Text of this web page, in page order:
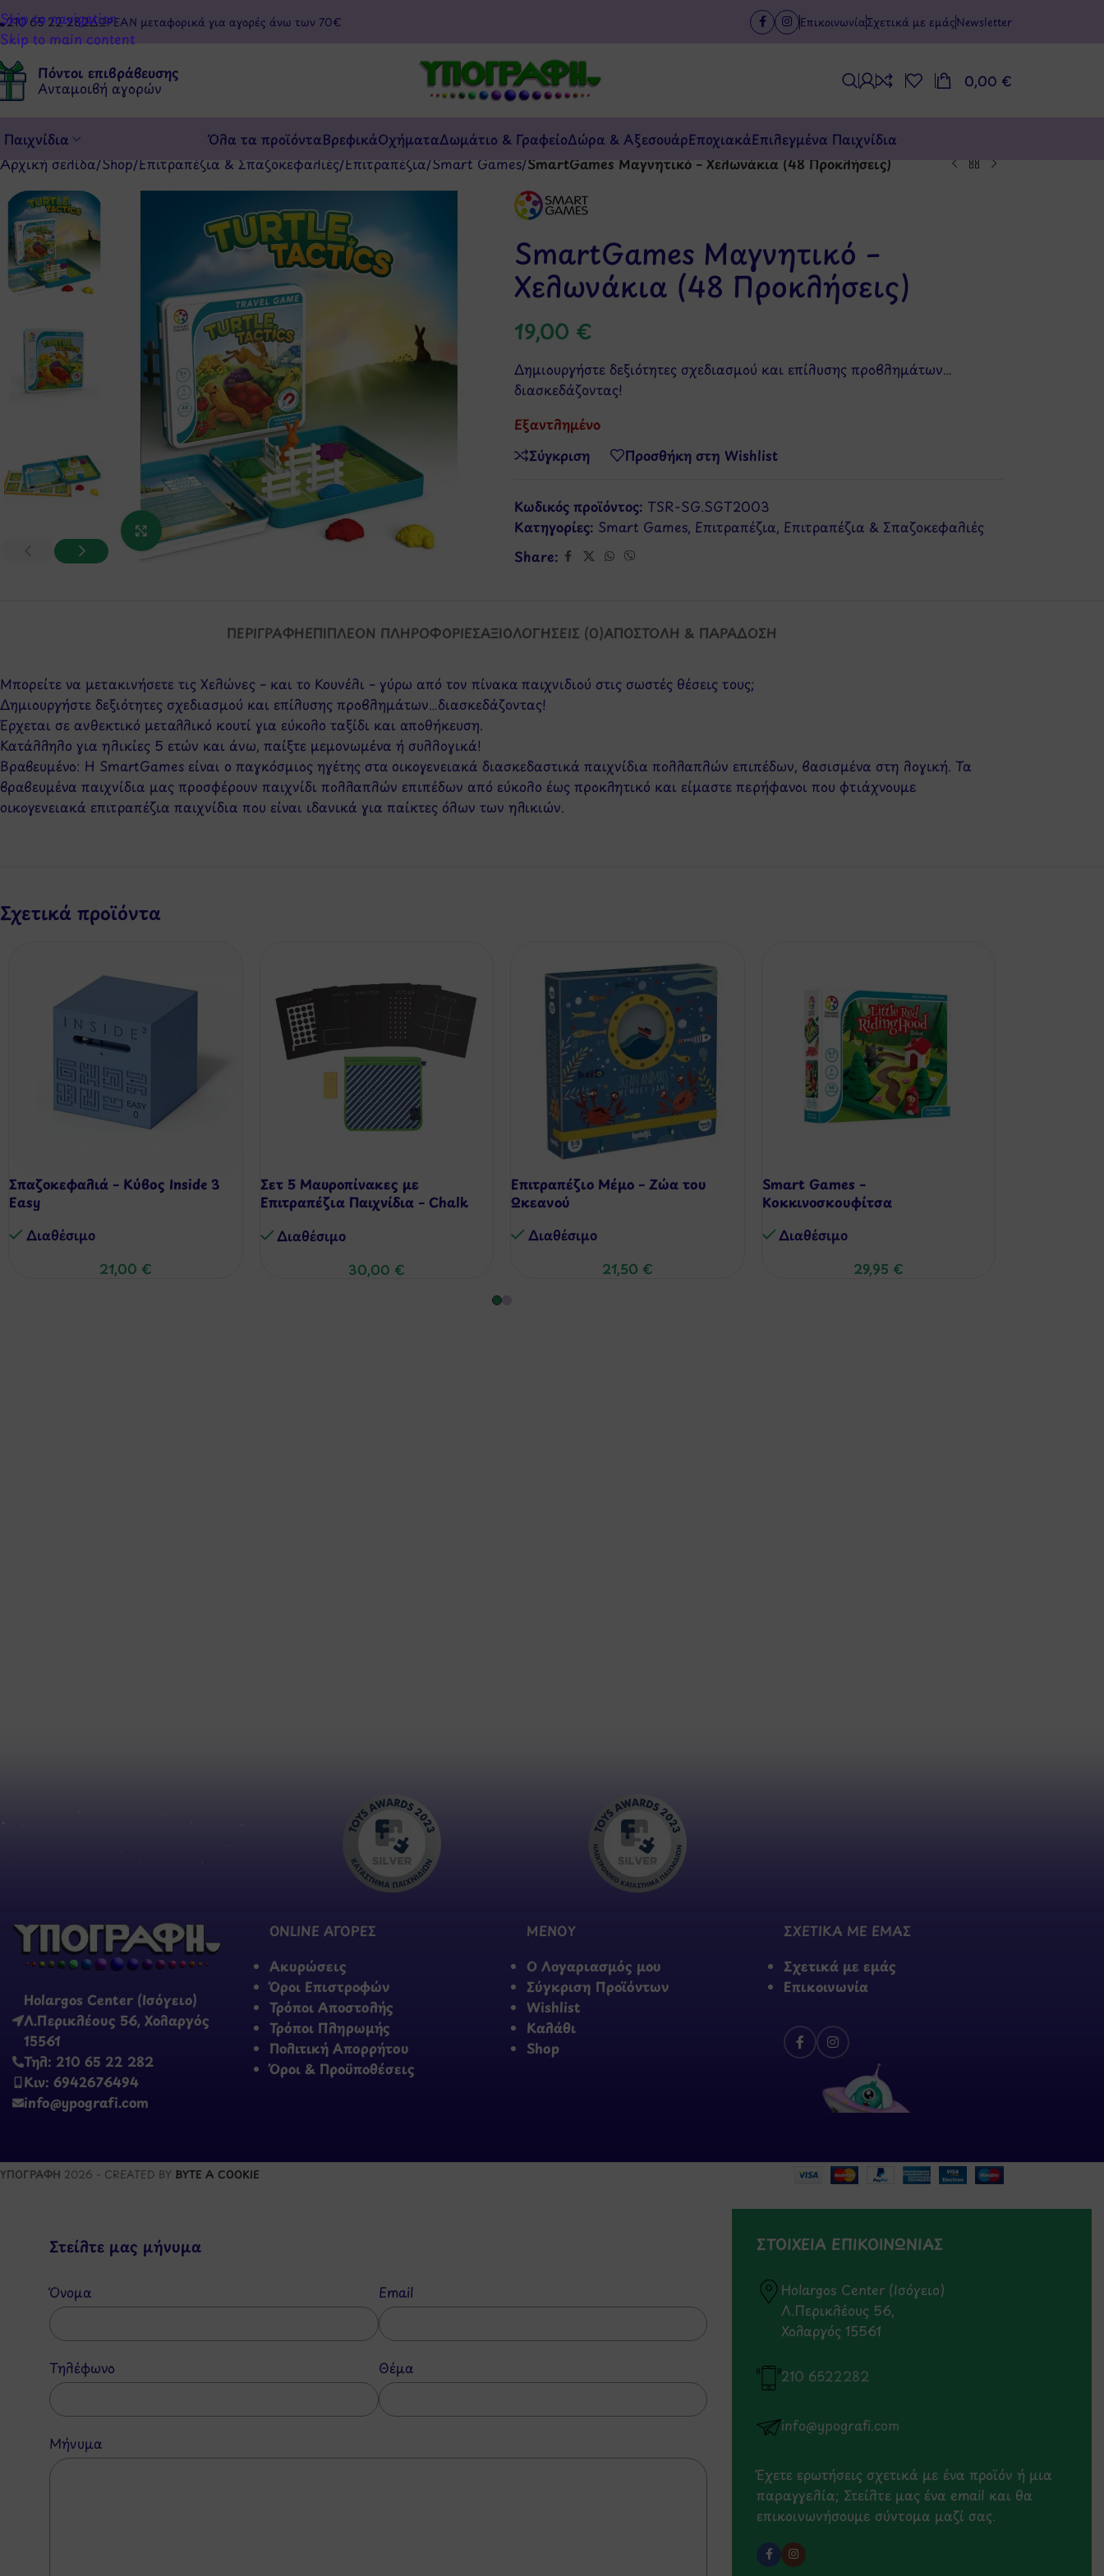
Skip to navigation
Skip to main content
210 65 22 282ΔΩΡΕΑΝ μεταφορικά για αγορές άνω των 70€ Επικοινωνία Σχετικά με εμάςNewsletter
Πόντοι επιβράβευσης
Ανταμοιβή αγορών 0,00 €
Παιχνίδια Όλα τα προϊόνταΒρεφικάΟχήματαΔωμάτιο & ΓραφείοΔώρα & ΑξεσουάρΕποχιακάΕπιλεγμένα Παιχνίδια
Αρχική σελίδα/Shop/Επιτραπέζια & Σπαζοκεφαλιές/Επιτραπέζια/Smart Games/SmartGames Μαγνητικό – Χελωνάκια (48 Προκλήσεις)
Κάντε κλικ για μεγέθυνση
SmartGames Μαγνητικό –
Χελωνάκια (48 Προκλήσεις)
19,00 €
Δημιουργήστε δεξιότητες σχεδιασμού και επίλυσης προβλημάτων…
διασκεδάζοντας!
Εξαντλημένο
Σύγκριση
Προσθήκη στη Wishlist
Κωδικός προϊόντος: TSR-SG.SGT2003
Κατηγορίες: Smart Games, Επιτραπέζια, Επιτραπέζια & Σπαζοκεφαλιές
Share:
ΠΕΡΙΓΡΑΦΉΕΠΙΠΛΈΟΝ ΠΛΗΡΟΦΟΡΊΕΣΑΞΙΟΛΟΓΉΣΕΙΣ (0)ΑΠΟΣΤΟΛΉ & ΠΑΡΆΔΟΣΗ
Μπορείτε να μετακινήσετε τις Χελώνες – και το Κουνέλι – γύρω από τον πίνακα παιχνιδιού στις σωστές θέσεις τους;
Δημιουργήστε δεξιότητες σχεδιασμού και επίλυσης προβλημάτων…διασκεδάζοντας!
Έρχεται σε ανθεκτικό μεταλλικό κουτί για εύκολο ταξίδι και αποθήκευση.
Κατάλληλο για ηλικίες 5 ετών και άνω, παίξτε μεμονωμένα ή συλλογικά!
Βραβευμένο: Η SmartGames είναι ο παγκόσμιος ηγέτης στα οικογενειακά διασκεδαστικά παιχνίδια πολλαπλών επιπέδων, βασισμένα στη λογική. Τα
βραβευμένα παιχνίδια μας προσφέρουν παιχνίδι πολλαπλών επιπέδων από εύκολο έως προκλητικό και είμαστε περήφανοι που φτιάχνουμε
οικογενειακά επιτραπέζια παιχνίδια που είναι ιδανικά για παίκτες όλων των ηλικιών.
Σχετικά προϊόντα
Σπαζοκεφαλιά – Κύβος Inside 3
Easy
Διαθέσιμo
21,00 €
Σετ 5 Μαυροπίνακες με
Επιτραπέζια Παιχνίδια – Chalk
Διαθέσιμo
30,00 €
Επιτραπέζιο Mέμο – Ζώα του
Ωκεανού
Διαθέσιμo
21,50 €
Smart Games –
Κοκκινοσκουφίτσα
Διαθέσιμo
29,95 €
Holargos Center (Ισόγειο)
Λ.Περικλέους 56, Χολαργός
15561
Τηλ: 210 65 22 282
Κιν: 6942676494
info@ypografi.com
ONLINE ΑΓΟΡΕΣ
Ακυρώσεις
Όροι Επιστροφών
Τρόποι Αποστολής
Τρόποι Πληρωμής
Πολιτική Απορρήτου
Όροι & Προϋποθέσεις
ΜΕΝΟΥ
Ο Λογαριασμός μου
Σύγκριση Προϊόντων
Wishlist
Καλάθι
Shop
ΣΧΕΤΙΚΑ ΜΕ ΕΜΑΣ
Σχετικά με εμάς
Επικοινωνία
ΥΠΟΓΡΑΦΗ 2026 - CREATED BY BYTE A COOKIE
Στείλτε μας μήνυμα
Όνομα Email
Τηλέφωνο Θέμα
Μήνυμα
ΣΤΟΙΧΕΙΑ ΕΠΙΚΟΙΝΩΝΙΑΣ
Holargos Center (Ισόγειο)
Λ.Περικλέους 56,
Χολαργός 15561
210 6522282
info@ypografi.com
Έχετε ερωτήσεις σχετικά με ένα προϊόν ή μια
παραγγελία; Στείλτε μας ένα email και θα
επικοινωνήσουμε σύντομα μαζί σας.